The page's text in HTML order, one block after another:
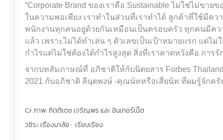
“Corporate Brand ของเราคือ Sustainable ไม่ใช่ไม่ขาย
ในความพอเพียง เราทำในส่วนที่เราทำได้ ลูกค้าที่ใช้มีค
พนักงานทุกคนอยู่ด้วยกันเหมือนเป็นครอบครัว ทุกคนมีคว
แล้ว เพราะไม่ได้ทำเล่น ๆ ตัวเลขเป็นเป้าหมายแรก แต่ไม่
กำไรแต่ไม่ใช่ต้องได้กำไรสูงสุด สิ่งที่เราคาดหวังคือ การรั
จากบทสัมภาษณ์ที่ อภิชาติให้กับนิตยสาร Forbes
2021 กับอภิชาติ ลีนุตพงษ์ -คุณนัทหรือเสี่ยนัท ที่ผมรู้จักครั
Cr ภาพ: กิตติเดช เจริญพร และ อินเทอร์เน็ต
วชิระ เรืองมาลัย : เรียบเรียง